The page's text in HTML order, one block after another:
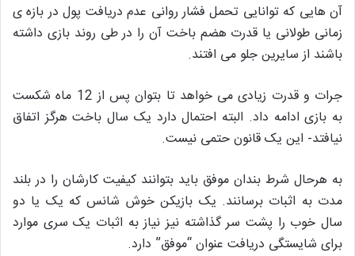
آن هایی که توانایی تحمل فشار روانی عدم دریافت پول در بازه ی
زمانی طولانی یا قدرت هضم باخت آن را در طی روند بازی داشته
باشند از سایرین جلو می افتند.
جرات و قدرت زیادی می خواهد تا بتوان پس از 12 ماه شکست
به بازی ادامه داد. البته احتمال دارد یک سال باخت هرگز اتفاق
نیافتد- این یک قانون حتمی نیست.
به هرحال شرط بندان موفق باید بتوانند کیفیت کارشان را در بلند
مدت به اثبات برسانند. یک بازیکن خوش شانس که یک یا دو
سال خوب را پشت سر گذاشته نیز نیاز به اثبات یک سری موارد
برای شایستگی دریافت عنوان “موفق” دارد.